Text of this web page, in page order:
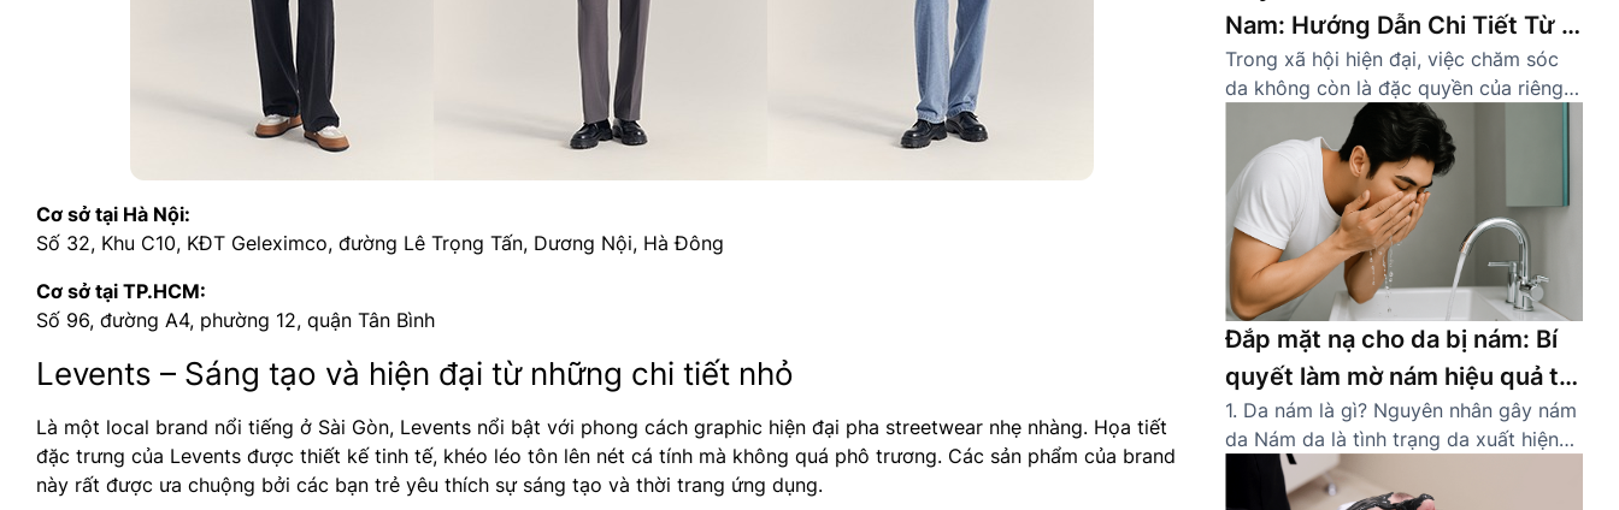
Cơ sở tại Hà Nội:
Số 32, Khu C10, KĐT Geleximco, đường Lê Trọng Tấn, Dương Nội, Hà Đông
Cơ sở tại TP.HCM:
Số 96, đường A4, phường 12, quận Tân Bình
Levents – Sáng tạo và hiện đại từ những chi tiết nhỏ
Là một local brand nổi tiếng ở Sài Gòn, Levents nổi bật với phong cách graphic hiện đại pha streetwear nhẹ nhàng. Họa tiết
đặc trưng của Levents được thiết kế tinh tế, khéo léo tôn lên nét cá tính mà không quá phô trương. Các sản phẩm của brand
này rất được ưa chuộng bởi các bạn trẻ yêu thích sự sáng tạo và thời trang ứng dụng.
Nam: Hướng Dẫn Chi Tiết Từ A
Đến Z
Trong xã hội hiện đại, việc chăm sóc
da không còn là đặc quyền của riêng
phái đẹp. Ngày càng nhiều nam giới
nhận thức được tầm quan trọng của
việc sở hữu một làn da khỏe mạnh,
sạch sẽ. Một quy trình chăm sóc da
cho nam đúng cách không chỉ giúp cải
thiện […]
Đắp mặt nạ cho da bị nám: Bí
quyết làm mờ nám hiệu quả tại
nhà
1. Da nám là gì? Nguyên nhân gây nám
da Nám da là tình trạng da xuất hiện
các đốm hoặc mảng màu nâu sẫm do
sự gia tăng bất thường của sắc tố